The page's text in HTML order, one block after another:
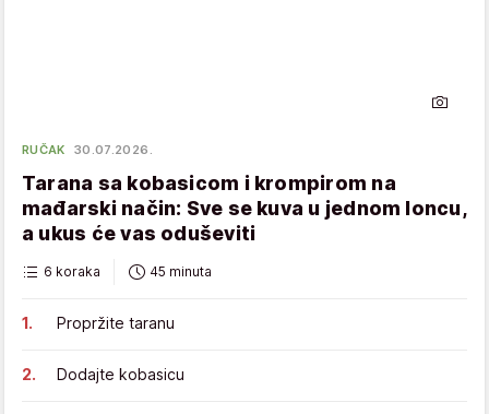
RUČAK 30.07.2026.
Tarana sa kobasicom i krompirom na
mađarski način: Sve se kuva u jednom loncu,
a ukus će vas oduševiti
6 koraka 45 minuta
Propržite taranu
Dodajte kobasicu